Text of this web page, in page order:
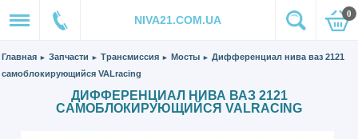
NIVA21.COM.UA 0
Главная ► Запчасти ► Трансмиссия ► Мосты ► Дифференциал нива ваз 2121
самоблокирующийся VALracing
ДИФФЕРЕНЦИАЛ НИВА ВАЗ 2121
САМОБЛОКИРУЮЩИЙСЯ VALRACING